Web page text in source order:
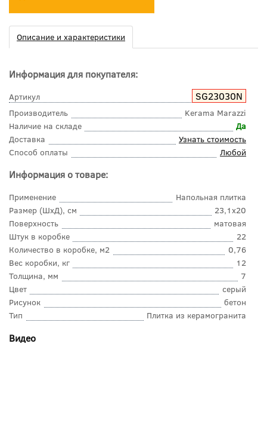
Описание и характеристики
Информация для покупателя:
Артикул SG23030N
Производитель
Kerama Marazzi
Наличие на складе
Да
Доставка
Узнать стоимость
Способ оплаты
Любой
Информация о товаре:
Применение
Напольная плитка
Размер (ШхД), см
23,1x20
Поверхность
матовая
Штук в коробке
22
Количество в коробке, м2
0,76
Вес коробки, кг
12
Толщина, мм
7
Цвет
серый
Рисунок
бетон
Тип
Плитка из керамогранита
Видео